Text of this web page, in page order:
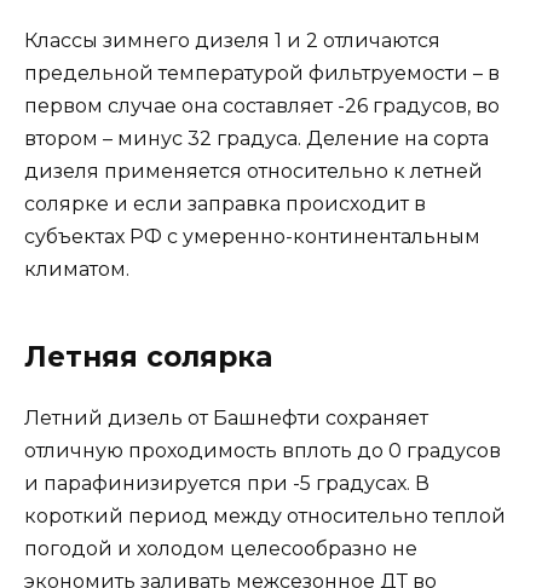
Классы зимнего дизеля 1 и 2 отличаются
предельной температурой фильтруемости – в
первом случае она составляет -26 градусов, во
втором – минус 32 градуса. Деление на сорта
дизеля применяется относительно к летней
солярке и если заправка происходит в
субъектах РФ с умеренно-континентальным
климатом.
Летняя солярка
Летний дизель от Башнефти сохраняет
отличную проходимость вплоть до 0 градусов
и парафинизируется при -5 градусах. В
короткий период между относительно теплой
погодой и холодом целесообразно не
экономить заливать межсезонное ДТ во